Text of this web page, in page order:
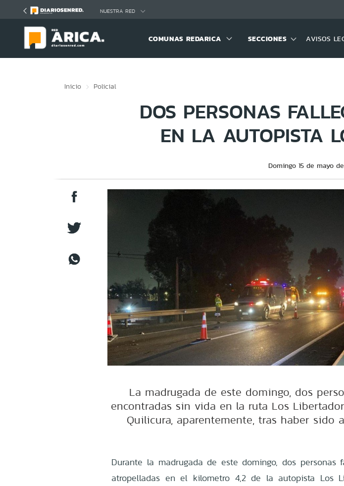
NUESTRA RED
COMUNAS REDARICA SECCIONES AVISOS
Inicio Policial
DOS PERSONAS
EN LA AUTOPISTA
Domingo 15 de mayo
La madrugada de este domingo, dos
encontradas sin vida en la ruta Los
Quilicura, aparentemente, tras haber sido
Durante la madrugada de este domingo, dos personas
atropelladas en el kilometro 4,2 de la autopista Los